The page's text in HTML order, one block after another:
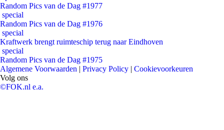
Random Pics van de Dag #1977
special
Random Pics van de Dag #1976
special
Kraftwerk brengt ruimteschip terug naar Eindhoven
special
Random Pics van de Dag #1975
Algemene Voorwaarden | Privacy Policy | Cookievoorkeuren
Volg ons
©FOK.nl e.a.